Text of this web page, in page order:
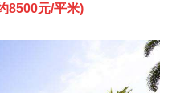
8500元/平米)